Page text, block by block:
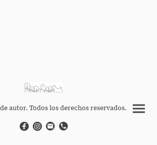
autor. Todos los derechos reservados.